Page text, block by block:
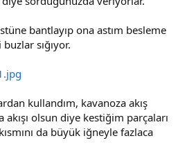
bantlayıp ona astım besleme
sığıyor.
kullandım, kavanoza akış
olsun diye kestiğim parçaları
da büyük iğneyle fazlaca